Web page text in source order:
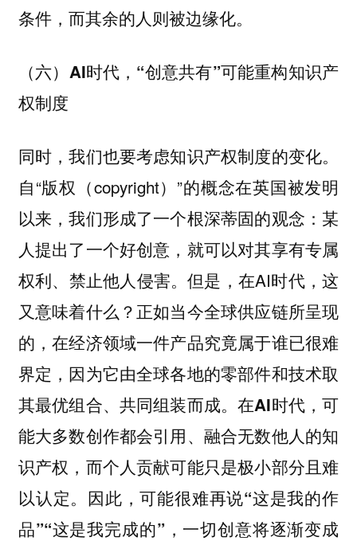
条件，而其余的人则被边缘化。
（六）AI时代，“创意共有”可能重构知识产
权制度
同时，我们也要考虑知识产权制度的变化。
自“版权（copyright）”的概念在英国被发明
以来，我们形成了一个根深蒂固的观念：某
人提出了一个好创意，就可以对其享有专属
权利、禁止他人侵害。但是，在AI时代，这
又意味着什么？正如当今全球供应链所呈现
的，在经济领域一件产品究竟属于谁已很难
界定，因为它由全球各地的零部件和技术取
其最优组合、共同组装而成。在AI时代，可
能大多数创作都会引用、融合无数他人的知
识产权，而个人贡献可能只是极小部分且难
以认定。因此，可能很难再说“这是我的作
品”“这是我完成的”，一切创意将逐渐变成